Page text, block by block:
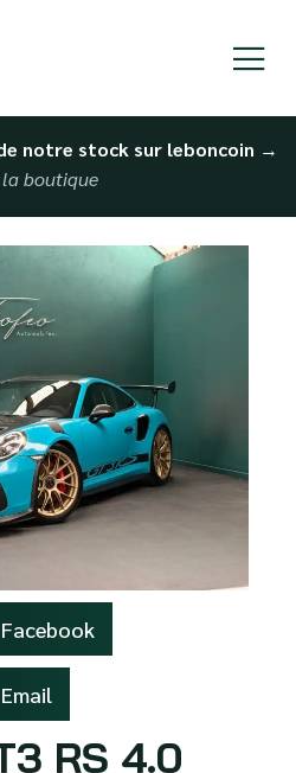
notre stock sur leboncoin →
boutique
Facebook
Email
RS 4.0